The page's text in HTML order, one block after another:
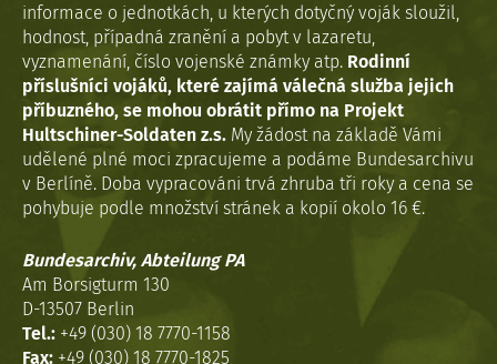
informace o jednotkách, u kterých dotyčný voják sloužil,
hodnost, případná zranění a pobyt v lazaretu,
vyznamenání, číslo vojenské známky atp. Rodinní
příslušníci vojáků, které zajímá válečná služba jejich
příbuzného, se mohou obrátit přímo na Projekt
Hultschiner-Soldaten z.s. My žádost na základě Vámi
udělené plné moci zpracujeme a podáme Bundesarchivu
v Berlíně. Doba vypracováni trvá zhruba tři roky a cena se
pohybuje podle množství stránek a kopií okolo 16 €.
Bundesarchiv, Abteilung PA
Am Borsigturm 130
D-13507 Berlin
Tel.: +49 (030) 18 7770-1158
Fax: +49 (030) 18 7770-1825